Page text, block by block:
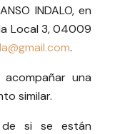
INDALO, en
Local 3, 04009
.
una
similar.
de si se están